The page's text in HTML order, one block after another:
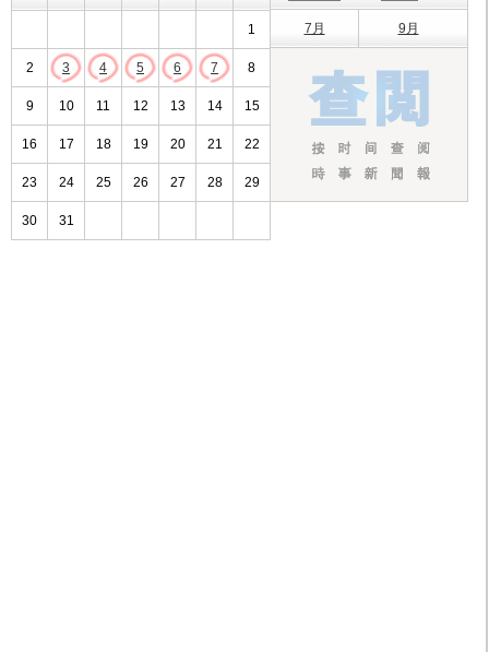
1
2 3 4 5 6 7 8
9 10 11 12 13 14 15
16 17 18 19 20 21 22
23 24 25 26 27 28 29
30 31
7月 9月